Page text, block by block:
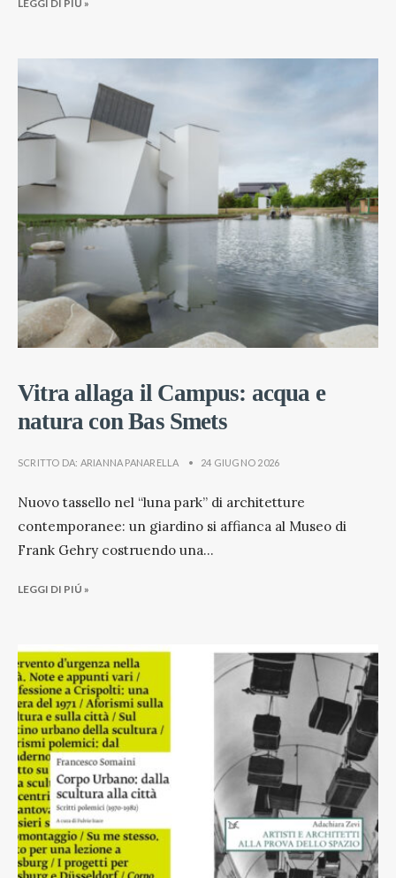
LEGGI DI PIÚ »
Vitra allaga il Campus: acqua e
natura con Bas Smets
SCRITTO DA: ARIANNA PANARELLA • 24 GIUGNO 2026
Nuovo tassello nel “luna park” di architetture
contemporanee: un giardino si affianca al Museo di
Frank Gehry costruendo una...
LEGGI DI PIÚ »